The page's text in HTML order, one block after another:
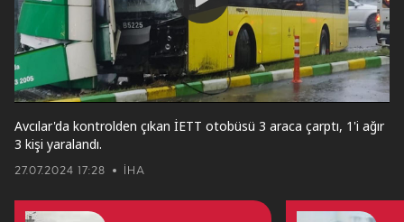
Play
Video
27.07.2024 17:28 İHA
Avcılar'da kontrolden çıkan İETT otobüsü 3 araca çarptı, 1'i ağır
3 kişi yaralandı.